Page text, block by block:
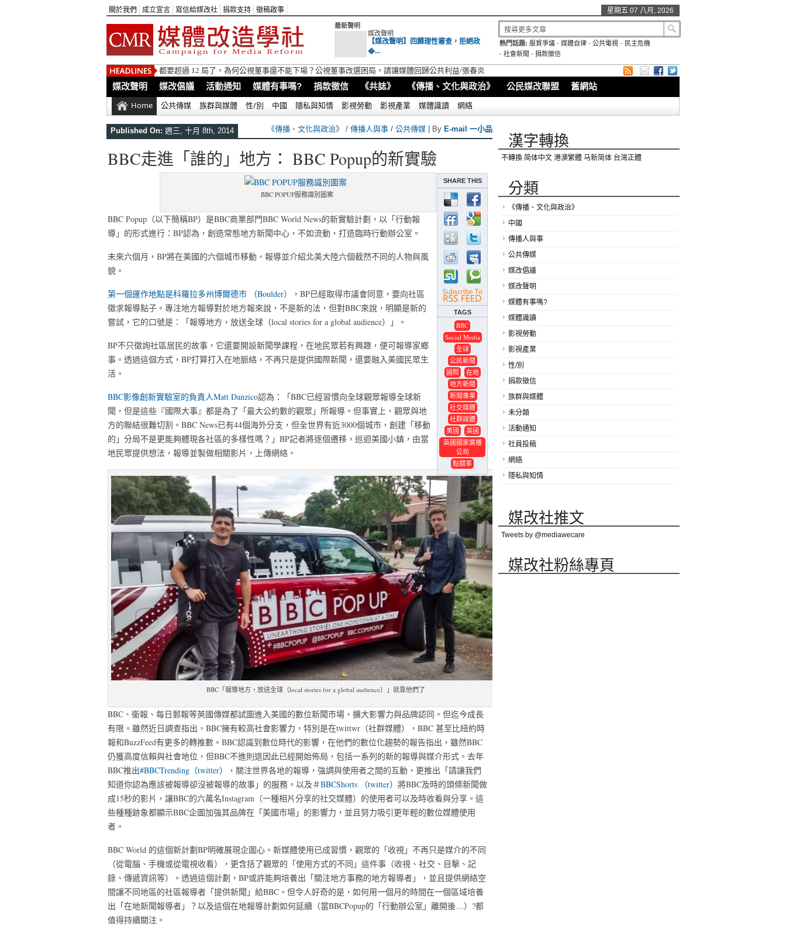
關於我們 成立宣言 寫信給媒改社 捐款支持 徵稿啟事 星期五 07 八月, 2026
最新聲明
媒改聲明
【媒改聲明】回歸理性審查，拒絕政
�...
熱門話題: 服貿爭議 -媒體自律 -公共電視 - 民主危機
- 社會新聞 - 捐款徵信
都要超過 12 局了，為何公視董事還不能下場？公視董事改選困局，請讓媒體回歸公共利益/張春炎
媒改聲明 媒改倡議 活動通知 媒體有事嗎? 捐款徵信 《共誌》 《傳播、文化與政治》 公民媒改聯盟 舊網站
Home 公共傳媒 族群與媒體 性/別 中國 隱私與知情 影視勞動 影視產業 媒體識讀 網絡
Published On: 週三, 十月 8th, 2014 《傳播、文化與政治》 / 傳播人與事 / 公共傳媒 | By E-mail 一小品
BBC走進「誰的」地方： BBC Popup的新實驗
SHARE THIS
TAGS
BBC
Social Media
全球
公民新聞
國際
在地
地方新聞
新聞專業
社交媒體
社群媒體
美國
英國
英國國家廣播
公司
點閱率
BBC POPUP服務識別圖案
BBC Popup（以下簡稱BP）是BBC商業部門BBC World News的新實驗計劃，以「行動報
導」的形式進行：BP認為，創造常態地方新聞中心，不如流動，打造臨時行動辦公室。
未來六個月，BP將在美國的六個城市移動，報導並介紹北美大陸六個截然不同的人物與風
貌。
第一個運作地點是科羅拉多州博爾德市 （Boulder）
，BP已經取得市議會同意，要向社區
徵求報導點子。專注地方報導對於地方報來說，不是新的法，但對BBC來說，明顯是新的
嘗試，它的口號是：「報導地方，放送全球（local stories for a global audience）」。
BP不只徵詢社區居民的故事，它還要開設新聞學課程，在地民眾若有興趣，便可報導家鄉
事。透過這個方式，BP打算打入在地脈絡，不再只是提供國際新聞，還要融入美國民眾生
活。
BBC影像創新實驗室的負責人Matt Danzico認為：「BBC已經習慣向全球觀眾報導全球新
聞，但是這些『國際大事』都是為了「最大公約數的觀眾」所報導。但事實上，觀眾與地
方的聯結很難切割。BBC News已有44個海外分支，但全世界有近3000個城市，創建「移動
的」分局不是更能夠體現各社區的多樣性嗎？」BP記者將逐個遷移，巡迴美國小鎮，由當
地民眾提供想法，報導並製做相關影片，上傳網絡。
BBC「報導地方，放送全球（local stories for a global audience）」就靠他們了
BBC、衞報、每日郵報等英國傳媒都試圖進入美國的數位新聞市場，擴大影響力與品牌認同。但迄今成長
有限。雖然近日調查指出，BBC擁有較高社會影響力，特別是在twittwr（社群媒體），BBC 甚至比紐約時
報和BuzzFeed有更多的轉推數。BBC認識到數位時代的影響，在他們的數位化趨勢的報告指出，雖然BBC
仍獲高度信賴與社會地位，但BBC不進則退因此已經開始佈局，包括一系列的新的報導與媒介形式。去年
BBC推出#BBCTrending（twitter）
，關注世界各地的報導，強調與使用者之間的互動，更推出「請讓我們
知道你認為應該被報導卻沒被報導的故事」的服務。以及＃BBCShorts （twitter） 將BBC及時的頭條新聞做
成15秒的影片，讓BBC的六萬名Instagram（一種相片分享的社交媒體）的使用者可以及時收看與分享。這
些種種跡象都顯示BBC企圖加強其品牌在「美國市場」的影響力，並且努力吸引更年輕的數位媒體使用
者。
BBC World 的這個新計劃BP明確展現企圖心。新媒體使用已成習慣，觀眾的「收視」不再只是媒介的不同
（從電腦、手機或從電視收看），更含括了觀眾的「使用方式的不同」這件事（收視、社交、目擊、記
錄、傳遞資訊等）。透過這個計劃，BP或許能夠培養出「關注地方事務的地方報導者」，並且提供網絡空
間讓不同地區的社區報導者「提供新聞」給BBC。但令人好奇的是，如何用一個月的時間在一個區域培養
出「在地新聞報導者」？以及這個在地報導計劃如何延續（當BBCPopup的「行動辦公室」離開後…）?都
值得持續關注。
漢字轉換
不轉換 简体中文 港澳繁體 马新简体 台灣正體
分類
《傳播、文化與政治》
中國
傳播人與事
公共傳媒
媒改倡議
媒改聲明
媒體有事嗎?
媒體識讀
影視勞動
影視產業
性/別
捐款徵信
族群與媒體
未分類
活動通知
社員投稿
網絡
隱私與知情
媒改社推文
Tweets by @mediawecare
媒改社粉絲專頁